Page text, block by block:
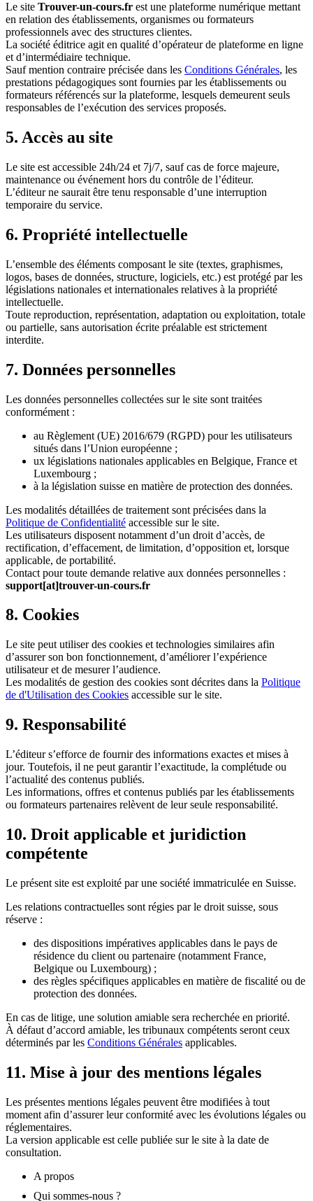
Le site Trouver-un-cours.fr est une plateforme numérique mettant
en relation des établissements, organismes ou formateurs
professionnels avec des structures clientes.
La société éditrice agit en qualité d’opérateur de plateforme en ligne
et d’intermédiaire technique.
Sauf mention contraire précisée dans les Conditions Générales, les
prestations pédagogiques sont fournies par les établissements ou
formateurs référencés sur la plateforme, lesquels demeurent seuls
responsables de l’exécution des services proposés.
5. Accès au site
Le site est accessible 24h/24 et 7j/7, sauf cas de force majeure,
maintenance ou événement hors du contrôle de l’éditeur.
L’éditeur ne saurait être tenu responsable d’une interruption
temporaire du service.
6. Propriété intellectuelle
L’ensemble des éléments composant le site (textes, graphismes,
logos, bases de données, structure, logiciels, etc.) est protégé par les
législations nationales et internationales relatives à la propriété
intellectuelle.
Toute reproduction, représentation, adaptation ou exploitation, totale
ou partielle, sans autorisation écrite préalable est strictement
interdite.
7. Données personnelles
Les données personnelles collectées sur le site sont traitées
conformément :
au Règlement (UE) 2016/679 (RGPD) pour les utilisateurs
situés dans l’Union européenne ;
ux législations nationales applicables en Belgique, France et
Luxembourg ;
à la législation suisse en matière de protection des données.
Les modalités détaillées de traitement sont précisées dans la
Politique de Confidentialité accessible sur le site.
Les utilisateurs disposent notamment d’un droit d’accès, de
rectification, d’effacement, de limitation, d’opposition et, lorsque
applicable, de portabilité.
Contact pour toute demande relative aux données personnelles :
support[at]trouver-un-cours.fr
8. Cookies
Le site peut utiliser des cookies et technologies similaires afin
d’assurer son bon fonctionnement, d’améliorer l’expérience
utilisateur et de mesurer l’audience.
Les modalités de gestion des cookies sont décrites dans la Politique
de d'Utilisation des Cookies accessible sur le site.
9. Responsabilité
L’éditeur s’efforce de fournir des informations exactes et mises à
jour. Toutefois, il ne peut garantir l’exactitude, la complétude ou
l’actualité des contenus publiés.
Les informations, offres et contenus publiés par les établissements
ou formateurs partenaires relèvent de leur seule responsabilité.
10. Droit applicable et juridiction
compétente
Le présent site est exploité par une société immatriculée en Suisse.
Les relations contractuelles sont régies par le droit suisse, sous
réserve :
des dispositions impératives applicables dans le pays de
résidence du client ou partenaire (notamment France,
Belgique ou Luxembourg) ;
des règles spécifiques applicables en matière de fiscalité ou de
protection des données.
En cas de litige, une solution amiable sera recherchée en priorité.
À défaut d’accord amiable, les tribunaux compétents seront ceux
déterminés par les Conditions Générales applicables.
11. Mise à jour des mentions légales
Les présentes mentions légales peuvent être modifiées à tout
moment afin d’assurer leur conformité avec les évolutions légales ou
réglementaires.
La version applicable est celle publiée sur le site à la date de
consultation.
A propos
Qui sommes-nous ?